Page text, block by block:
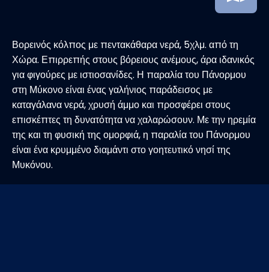
Βορεινός κόλπος με πεντακάθαρα νερά, 5χλμ. από τη
Χώρα. Επιρρεπής στους βόρειους ανέμους, άρα ιδανικός
για φιγούρες με ιστιοσανίδες. Η παραλία του Πάνορμου
στη Μύκονο είναι ένας γαλήνιος παράδεισος με
καταγάλανα νερά, χρυσή άμμο και προσφέρει στους
επισκέπτες τη δυνατότητα να χαλαρώσουν. Με την ηρεμία
της και τη φυσική της ομορφιά, η παραλία του Πάνορμου
είναι ένα κρυμμένο διαμάντι στο γοητευτικό νησί της
Μυκόνου.